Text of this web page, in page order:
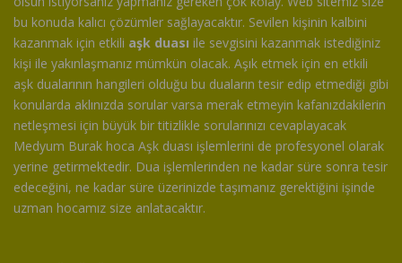
bu konuda kalıcı çözümler sağlayacaktır. Sevilen kişinin kalbini
kazanmak için etkili aşk duası ile sevgisini kazanmak istediğiniz
kişi ile yakınlaşmanız mümkün olacak. Aşık etmek için en etkili
aşk dualarının hangileri olduğu bu duaların tesir edip etmediği gibi
konularda aklınızda sorular varsa merak etmeyin kafanızdakilerin
netleşmesi için büyük bir titizlikle sorularınızı cevaplayacak
Medyum Burak hoca Aşk duası işlemlerini de profesyonel olarak
yerine getirmektedir. Dua işlemlerinden ne kadar süre sonra tesir
edeceğini, ne kadar süre üzerinizde taşımanız gerektiğini işinde
uzman hocamız size anlatacaktır.